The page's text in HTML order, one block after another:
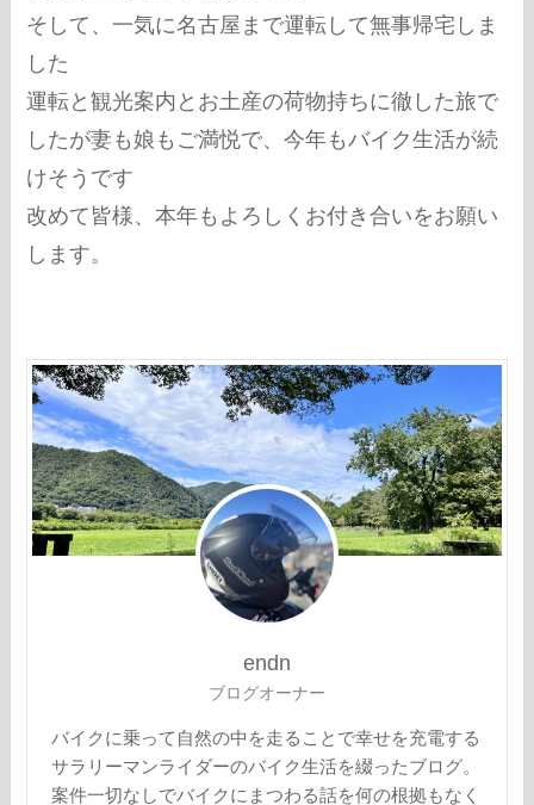
そして、一気に名古屋まで運転して無事帰宅しま
した
運転と観光案内とお土産の荷物持ちに徹した旅で
したが妻も娘もご満悦で、今年もバイク生活が続
けそうです
改めて皆様、本年もよろしくお付き合いをお願い
します。
endn
ブログオーナー
バイクに乗って自然の中を走ることで幸せを充電する
サラリーマンライダーのバイク生活を綴ったブログ。
案件一切なしでバイクにまつわる話を何の根拠もなく